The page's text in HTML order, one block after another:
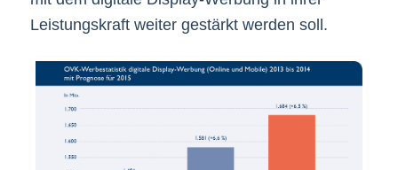
Leistungskraft weiter gestärkt werden soll.